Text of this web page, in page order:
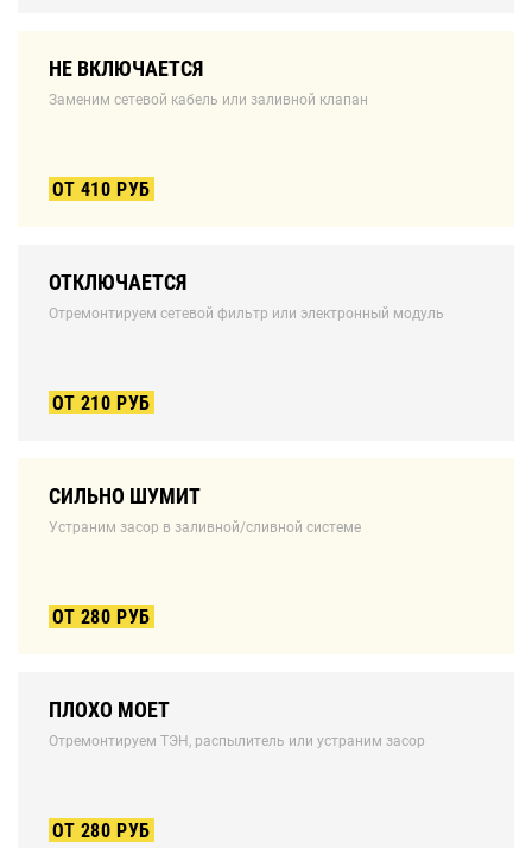
НЕ ВКЛЮЧАЕТСЯ
Заменим сетевой кабель или заливной клапан
ОТ 410 РУБ
ОТКЛЮЧАЕТСЯ
Отремонтируем сетевой фильтр или электронный модуль
ОТ 210 РУБ
СИЛЬНО ШУМИТ
Устраним засор в заливной/сливной системе
ОТ 280 РУБ
ПЛОХО МОЕТ
Отремонтируем ТЭН, распылитель или устраним засор
ОТ 280 РУБ